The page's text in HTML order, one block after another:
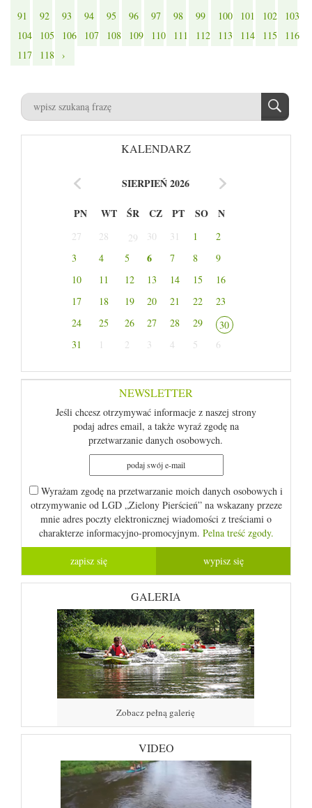
91
92 93 94 95 96 97 98 99 100 101 102
103
104
105 106 107 108 109 110 111 112 113 114 115
116
117
118 ›
KALENDARZ
SIERPIEŃ 2026
PN WT ŚR CZ PT SO N
27 28 29 30 31 1
2
3
4 5 6 7 8
9
10
11 12 13 14 15
16
17
18 19 20 21 22
23
24
25 26 27 28 29
30
31
1 2 3 4 5 6
NEWSLETTER
Jeśli chcesz otrzymywać informacje z naszej strony
podaj adres email, a także wyraź zgodę na
przetwarzanie danych osobowych.
Wyrażam zgodę na przetwarzanie moich danych osobowych i
otrzymywanie od LGD „Zielony Pierścień” na wskazany przeze
mnie adres poczty elektronicznej wiadomości z treściami o
charakterze informacyjno-promocyjnym. Pelna treść zgody.
GALERIA
Zobacz pełną galerię
VIDEO